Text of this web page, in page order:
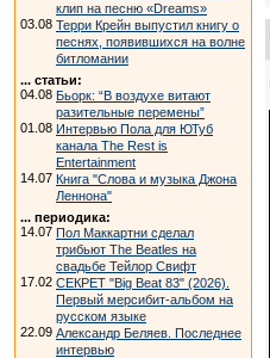
клип на песню «Dreams»
03.08 Терри Крейн выпустил книгу о
песнях, появившихся на волне
битломании
... статьи:
04.08 Бьорк: “В воздухе витают
разительные перемены”
01.08 Интервью Пола для ЮТуб
канала The Rest is
Entertainment
14.07 Книга "Слова и музыка Джона
Леннона"
... периодика:
14.07 Пол Маккартни сделал
трибьют The Beatles на
свадьбе Тейлор Свифт
17.02 СЕКРЕТ "Big Beat 83" (2026).
Первый мерсибит-альбом на
русском языке
22.09 Александр Беляев. Последнее
интервью